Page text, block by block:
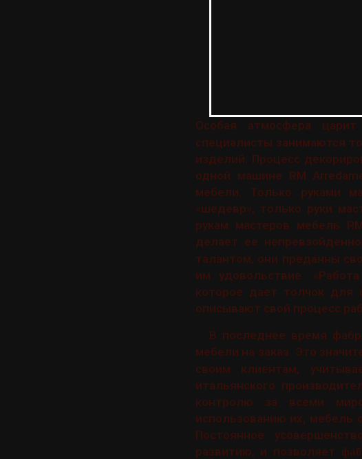
Особая атмосфера
специалисты занимаются
изделий. Процесс
одной машине RM
мебели. Только руками
«шедевр», только руки
рукам мастеров мебель
делает ее
талантом, они преданны
им удовольствие.
которое дает толчок для
описывают свой процесс
В последнее время
мебели на заказ. Это
своим клиентам,
итальянского
контролю за всеми
использованию их, мебель
Постоянное
развитию, и позволяет